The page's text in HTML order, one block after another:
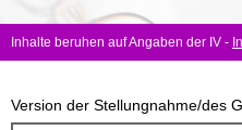
Inhalte beruhen auf Angaben der IV -
Version der Stellungnahme/des